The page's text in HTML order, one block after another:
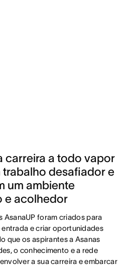
carreira a todo vapor
trabalho desafiador e
um ambiente
e acolhedor
AsanaUP foram criados para
e criar oportunidades
que os aspirantes a Asanas
o conhecimento e a rede
a sua carreira e embarcar